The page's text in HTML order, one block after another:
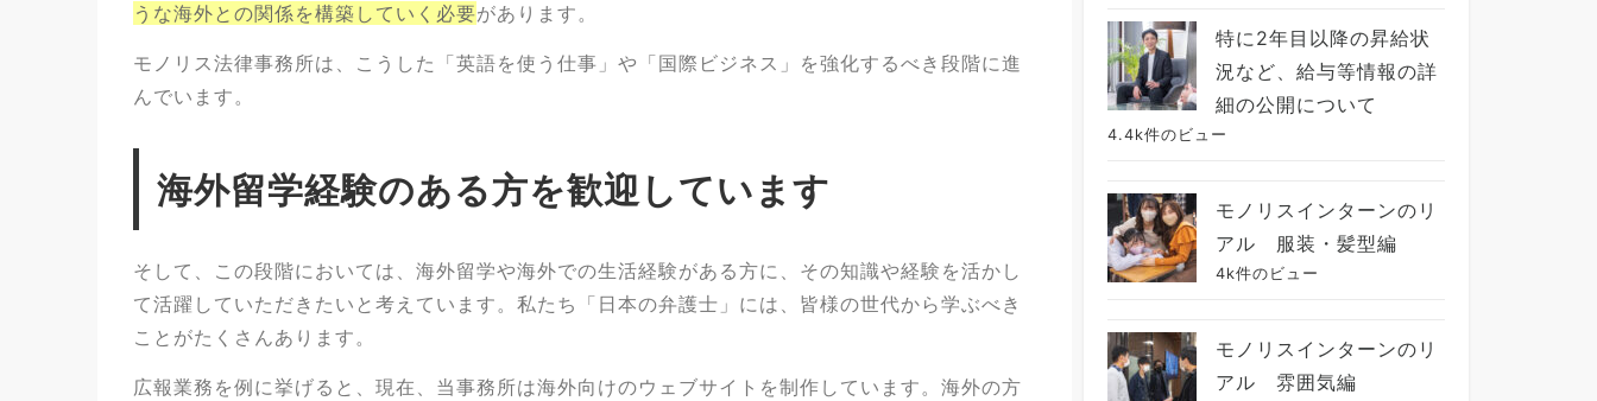
うな海外との関係を構築していく必要があります。
モノリス法律事務所は、こうした「英語を使う仕事」や「国際ビジネス」を強化するべき段階に進
んでいます。
海外留学経験のある方を歓迎しています
そして、この段階においては、海外留学や海外での生活経験がある方に、その知識や経験を活かし
て活躍していただきたいと考えています。私たち「日本の弁護士」には、皆様の世代から学ぶべき
ことがたくさんあります。
広報業務を例に挙げると、現在、当事務所は海外向けのウェブサイトを制作しています。海外の方
特に2年目以降の昇給状
況など、給与等情報の詳
細の公開について
4.4k件のビュー
モノリスインターンのリ
アル 服装・髪型編
4k件のビュー
モノリスインターンのリ
アル 雰囲気編